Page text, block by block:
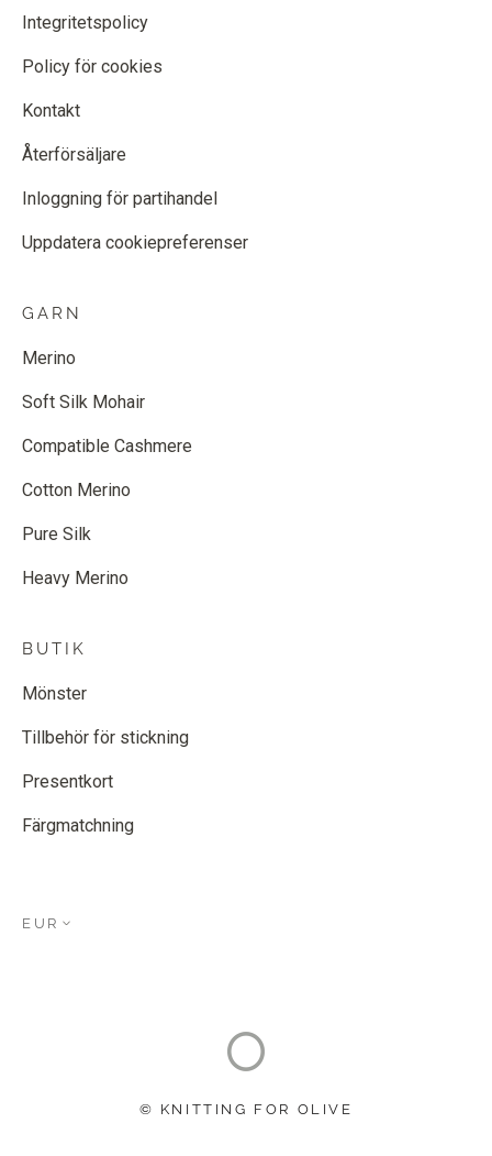
Integritetspolicy
Policy för cookies
Kontakt
Återförsäljare
Inloggning för partihandel
Uppdatera cookiepreferenser
GARN
Merino
Soft Silk Mohair
Compatible Cashmere
Cotton Merino
Pure Silk
Heavy Merino
BUTIK
Mönster
Tillbehör för stickning
Presentkort
Färgmatchning
EUR
© KNITTING FOR OLIVE